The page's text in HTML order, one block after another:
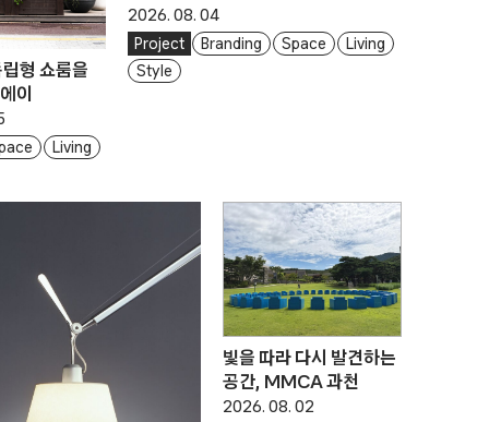
형 쇼룸을
이
Living
2026. 08. 04
Project Branding Space
Living
Style
빛을 따라 다시 발견하는
공간, MMCA 과천
2026. 08. 02